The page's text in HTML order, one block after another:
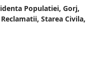
Populatiei, Gorj,
Reclamatii, Starea Civila,